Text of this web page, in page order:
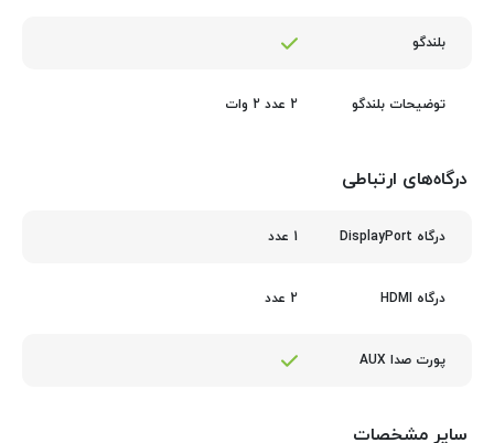
بلندگو
توضیحات بلندگو 2 عدد 2 وات
درگاه‌های ارتباطی
درگاه DisplayPort 1 عدد
درگاه HDMI 2 عدد
پورت صدا AUX
سایر مشخصات